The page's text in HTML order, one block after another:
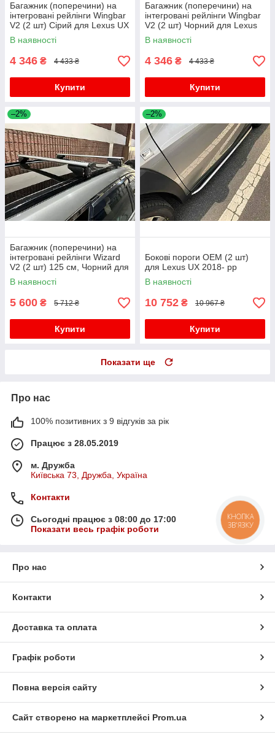
Багажник (поперечини) на
інтегровані рейлінги Wingbar
V2 (2 шт) Сірий для Lexus UX
2018- рр
В наявності
4 346 ₴ 4 433 ₴
Купити
Багажник (поперечини) на
інтегровані рейлінги Wingbar
V2 (2 шт) Чорний для Lexus
UX 2018- рр
В наявності
4 346 ₴ 4 433 ₴
Купити
–2%
Багажник (поперечини) на
інтегровані рейлінги Wizard
V2 (2 шт) 125 см, Чорний для
Lexus UX 2018- рр
В наявності
5 600 ₴ 5 712 ₴
Купити
–2%
Бокові пороги OEM (2 шт)
для Lexus UX 2018- рр
В наявності
10 752 ₴ 10 967 ₴
Купити
Показати ще
Про нас
100% позитивних з 9 відгуків за рік
Працює з 28.05.2019
м. Дружба
Київська 73, Дружба, Україна
Контакти
Сьогодні працює з 08:00 до 17:00
Показати весь графік роботи
Про нас
Контакти
Доставка та оплата
Графік роботи
Повна версія сайту
Сайт створено на маркетплейсі Prom.ua
КНОПКА
ЗВ'ЯЗКУ